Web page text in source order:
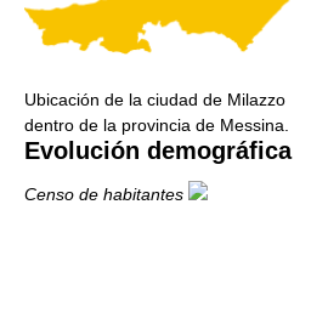
Ubicación de la ciudad de Milazzo
dentro de la provincia de Messina.
Evolución demográfica
Censo de habitantes